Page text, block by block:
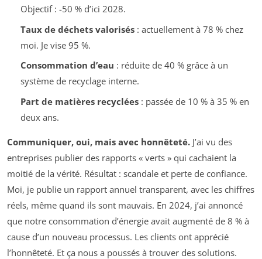
Objectif : -50 % d’ici 2028.
Taux de déchets valorisés: actuellement à 78 % chez
moi. Je vise 95 %.
Consommation d’eau : réduite de 40 % grâce à un
système de recyclage interne.
Part de matières recyclées: passée de 10 % à 35 % en
deux ans.
Communiquer, oui, mais avec honnêteté. J’ai vu des
entreprises publier des rapports « verts » qui cachaient la
moitié de la vérité. Résultat : scandale et perte de confiance.
Moi, je publie un rapport annuel transparent, avec les chiffres
réels, même quand ils sont mauvais. En 2024, j’ai annoncé
que notre consommation d’énergie avait augmenté de 8 % à
cause d’un nouveau processus. Les clients ont apprécié
l’honnêteté. Et ça nous a poussés à trouver des solutions.